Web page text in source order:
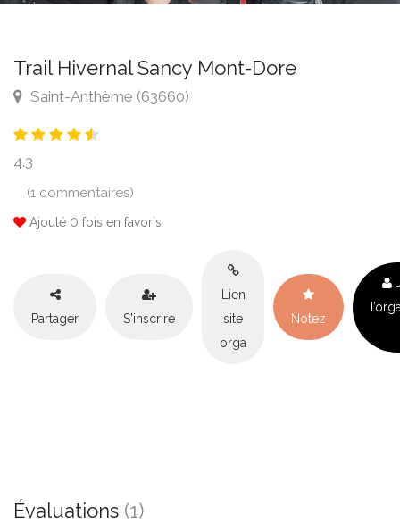
Trail Hivernal Sancy Mont-Dore
Saint-Anthème (63660)
4.3
(1 commentaires)
Ajouté 0 fois en favoris
Partager S'inscrire
Lien
site
orga
Notez
Évaluations (1)